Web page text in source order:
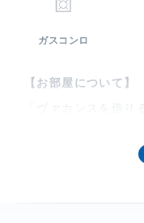
ガスコンロ
【お部屋について】
の心地よさと都市の